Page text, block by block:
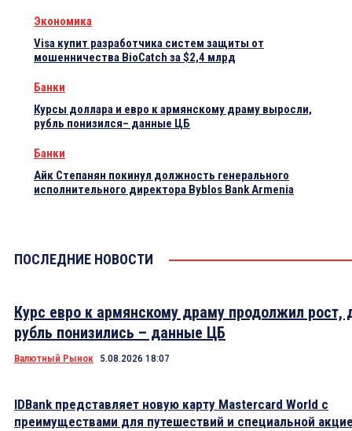
Экономика
Visa купит разработчика систем защиты от
мошенничества BioCatch за $2,4 млрд
Банки
Курсы доллара и евро к армянскому драму выросли,
рубль понизился– данные ЦБ
Банки
Айк Степанян покинул должность генерального
исполнительного директора Byblos Bank Armenia
ПОСЛЕДНИЕ НОВОСТИ
Курс евро к армянскому драму продолжил рост,
рубль понизились – данные ЦБ
Валютный Рынок 5.08.2026 18:07
IDBank представляет новую карту Mastercard World с
преимуществами для путешествий и специальной